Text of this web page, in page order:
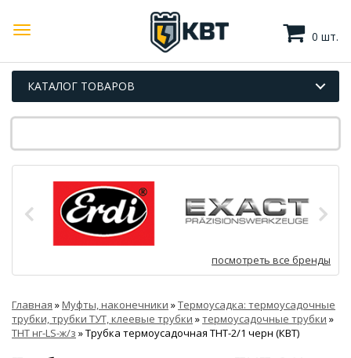
0 шт.
КАТАЛОГ ТОВАРОВ
посмотреть все бренды
Главная »Муфты, наконечники »Термоусадка: термоусадочные
трубки, трубки ТУТ, клеевые трубки »термоусадочные трубки »
ТНТ нг-LS-ж/з »Трубка термоусадочная ТНТ-2/1 черн (КВТ)